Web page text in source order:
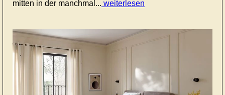
mitten in der manchmal... weiterlesen